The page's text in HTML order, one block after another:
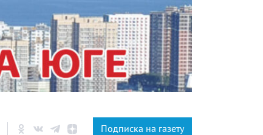
Подписка на газету